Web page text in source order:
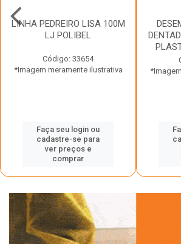
LINHA PEDREIRO LISA 100M
LJ POLIBEL
Código: 33654
*Imagem meramente ilustrativa
Faça seu login ou
cadastre-se para
ver preços e
comprar